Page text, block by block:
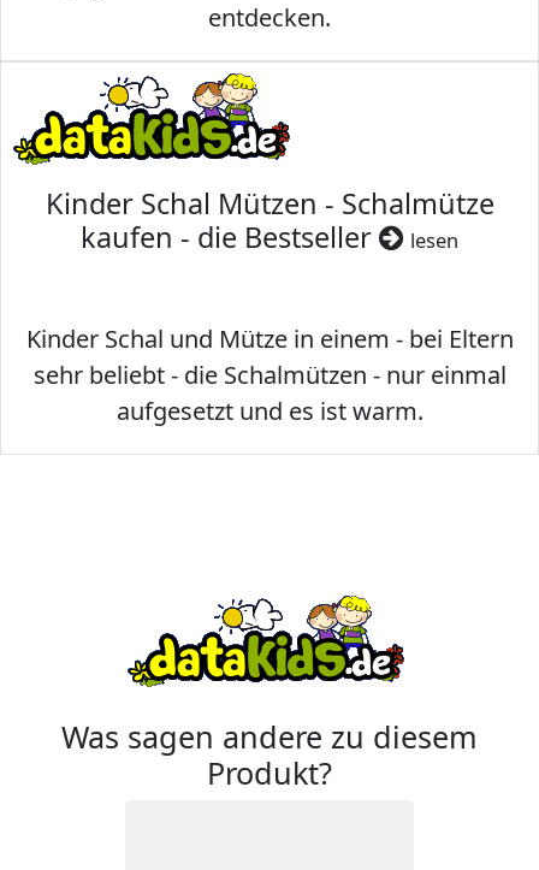
entdecken.
Kinder Schal Mützen - Schalmütze
kaufen - die Bestseller
lesen
Kinder Schal und Mütze in einem - bei Eltern
sehr beliebt - die Schalmützen - nur einmal
aufgesetzt und es ist warm.
Was sagen andere zu diesem
Produkt?